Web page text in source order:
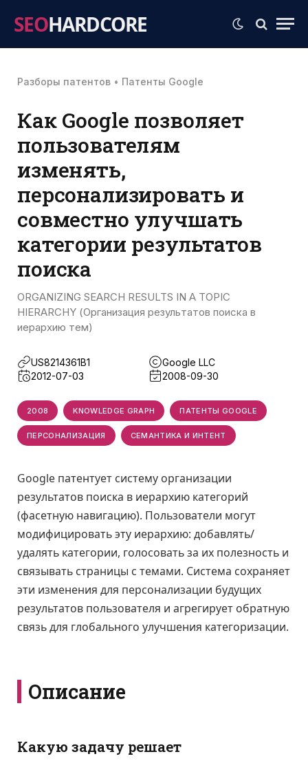
SEOHARDCORE
Разборы патентов • Патенты Google
Как Google позволяет
пользователям
изменять,
персонализировать и
совместно улучшать
категории результатов
поиска
ORGANIZING SEARCH RESULTS IN A TOPIC
HIERARCHY (Организация результатов поиска в
иерархию тем)
US8214361B1
Google LLC
2012-07-03
2008-09-30
2008 KNOWLEDGE GRAPH ПАТЕНТЫ GOOGLE
ПЕРСОНАЛИЗАЦИЯ СЕМАНТИКА И ИНТЕНТ
Google патентует систему организации
результатов поиска в иерархию категорий
(фасетную навигацию). Пользователи могут
модифицировать эту иерархию: добавлять/
удалять категории, голосовать за их полезность и
связывать страницы с темами. Система сохраняет
эти изменения для персонализации будущих
результатов пользователя и агрегирует обратную
связь для глобального улучшения категоризации.
Описание
Какую задачу решает